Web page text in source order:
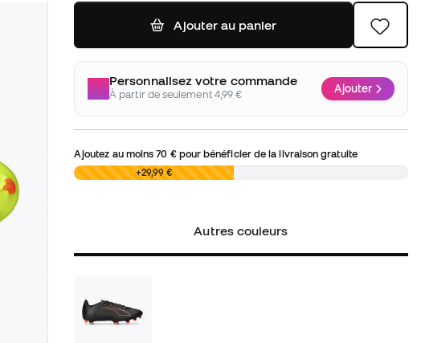
Ajouter au panier
Personnalisez votre commande
À partir de seulement 4,99 € Ajouter
Ajoutez au moins70 €pour bénéficier de la livraison gratuite
0,00 € +29,99 €
Autres couleurs